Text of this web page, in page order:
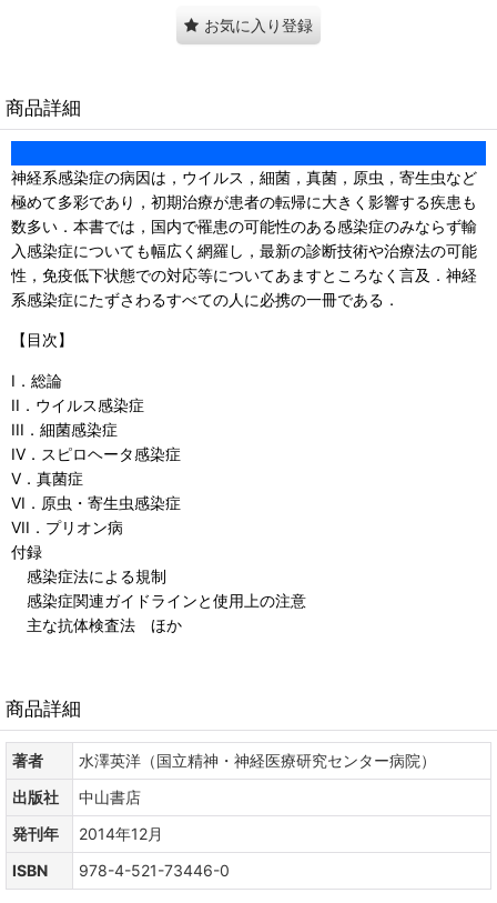
お気に入り登録
商品詳細
神経系感染症の病因は，ウイルス，細菌，真菌，原虫，寄生虫など
極めて多彩であり，初期治療が患者の転帰に大きく影響する疾患も
数多い．本書では，国内で罹患の可能性のある感染症のみならず輸
入感染症についても幅広く網羅し，最新の診断技術や治療法の可能
性，免疫低下状態での対応等についてあますところなく言及．神経
系感染症にたずさわるすべての人に必携の一冊である．
【目次】
I．総論
II．ウイルス感染症
III．細菌感染症
IV．スピロヘータ感染症
V．真菌症
VI．原虫・寄生虫感染症
VII．プリオン病
付録
感染症法による規制
感染症関連ガイドラインと使用上の注意
主な抗体検査法 ほか
商品詳細
著者
水澤英洋（国立精神・神経医療研究センター病院）
出版社
中山書店
発刊年
2014年12月
ISBN
978-4-521-73446-0